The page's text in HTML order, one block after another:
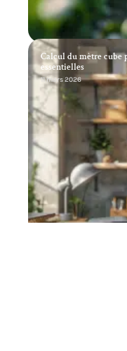
Calcul du mètre cube
essentielles
11 mars 2026